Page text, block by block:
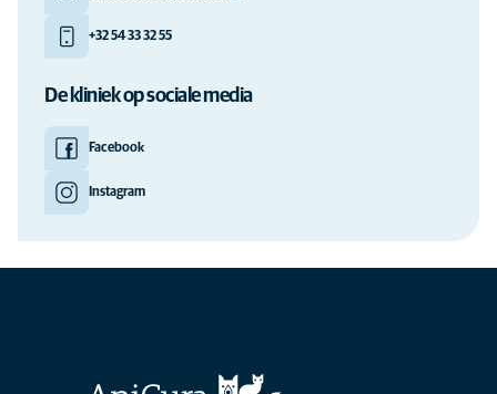
+32 54 33 32 55
De kliniek op sociale media
Facebook
Instagram